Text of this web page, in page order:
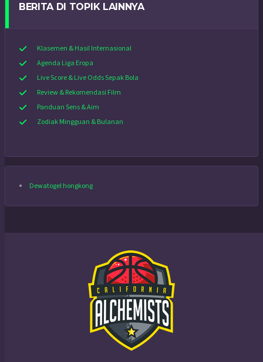
BERITA DI TOPIK LAINNYA
Klasemen & Hasil Internasional
Agenda Liga Eropa
Live Score & Live Odds Sepak Bola
Review & Rekomendasi Film
Panduan Sens & Aim
Zodiak Mingguan & Bulanan
Dewatogel hongkong